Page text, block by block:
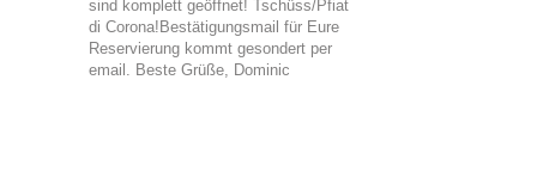
sind komplett geöffnet! Tschüss/Pfiat
di Corona!Bestätigungsmail für Eure
Reservierung kommt gesondert per
email. Beste Grüße, Dominic